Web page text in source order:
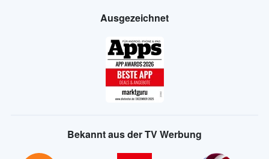
Ausgezeichnet
Bekannt aus der TV Werbung